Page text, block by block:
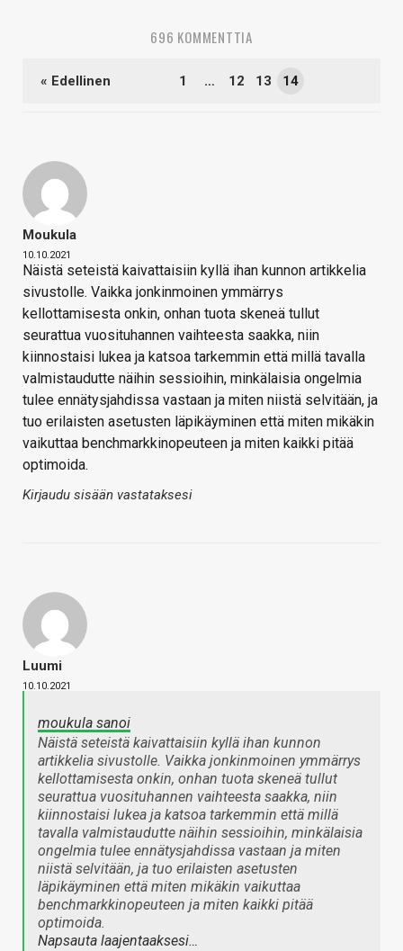
696 KOMMENTTIA
« Edellinen 1 … 12 13 14
Moukula
10.10.2021
Näistä seteistä kaivattaisiin kyllä ihan kunnon artikkelia
sivustolle. Vaikka jonkinmoinen ymmärrys
kellottamisesta onkin, onhan tuota skeneä tullut
seurattua vuosituhannen vaihteesta saakka, niin
kiinnostaisi lukea ja katsoa tarkemmin että millä tavalla
valmistaudutte näihin sessioihin, minkälaisia ongelmia
tulee ennätysjahdissa vastaan ja miten niistä selvitään, ja
tuo erilaisten asetusten läpikäyminen että miten mikäkin
vaikuttaa benchmarkkinopeuteen ja miten kaikki pitää
optimoida.
Kirjaudu sisään vastataksesi
Luumi
10.10.2021
moukula sanoi
Näistä seteistä kaivattaisiin kyllä ihan kunnon
artikkelia sivustolle. Vaikka jonkinmoinen ymmärrys
kellottamisesta onkin, onhan tuota skeneä tullut
seurattua vuosituhannen vaihteesta saakka, niin
kiinnostaisi lukea ja katsoa tarkemmin että millä
tavalla valmistaudutte näihin sessioihin, minkälaisia
ongelmia tulee ennätysjahdissa vastaan ja miten
niistä selvitään, ja tuo erilaisten asetusten
läpikäyminen että miten mikäkin vaikuttaa
benchmarkkinopeuteen ja miten kaikki pitää
optimoida.
Napsauta laajentaaksesi…